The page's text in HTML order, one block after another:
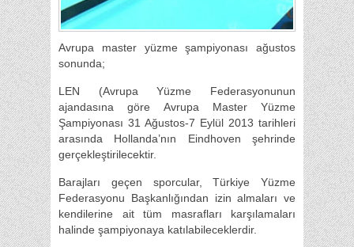
Avrupa master yüzme şampiyonası ağustos
sonunda;
LEN (Avrupa Yüzme Federasyonunun
ajandasına göre Avrupa Master Yüzme
Şampiyonası 31 Ağustos-7 Eylül 2013 tarihleri
arasında Hollanda’nın Eindhoven şehrinde
gerçekleştirilecektir.
Barajları geçen sporcular, Türkiye Yüzme
Federasyonu Başkanlığından izin almaları ve
kendilerine ait tüm masrafları karşılamaları
halinde şampiyonaya katılabileceklerdir.